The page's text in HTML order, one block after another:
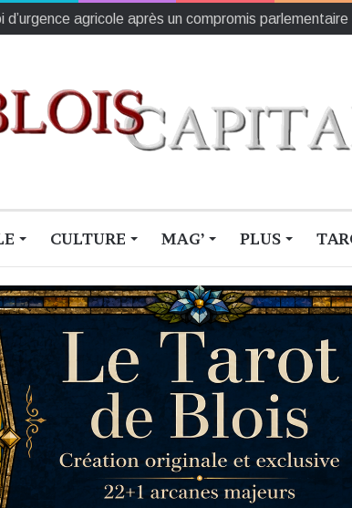
agricole après un compromis
CULTURE MAG’ PLUS